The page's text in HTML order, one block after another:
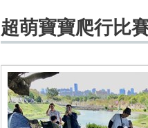
超萌寶寶爬行比